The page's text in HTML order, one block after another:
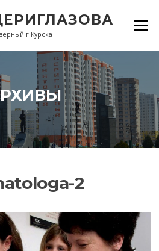
г.Курска
Меню
2